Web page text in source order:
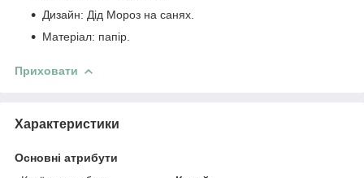
Дизайн: Дід Мороз на санях.
Матеріал: папір.
Приховати
Характеристики
Основні атрибути